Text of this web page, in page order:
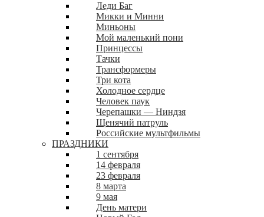
Леди Баг
Микки и Минни
Миньоны
Мой маленький пони
Принцессы
Тачки
Трансформеры
Три кота
Холодное сердце
Человек паук
Черепашки — Ниндзя
Щенячий патруль
Российские мультфильмы
ПРАЗДНИКИ
1 сентября
14 февраля
23 февраля
8 марта
9 мая
День матери